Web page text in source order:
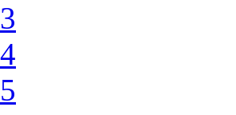
3
4
5